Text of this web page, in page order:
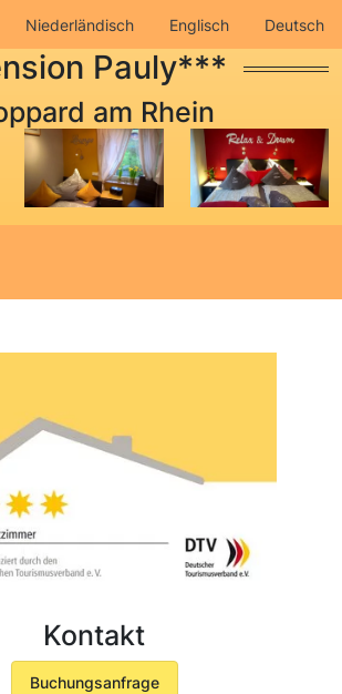
Niederländisch Englisch Deutsch
Impressum Datenschutz
Pauly***
am Rhein
Kontakt
Buchungsanfrage